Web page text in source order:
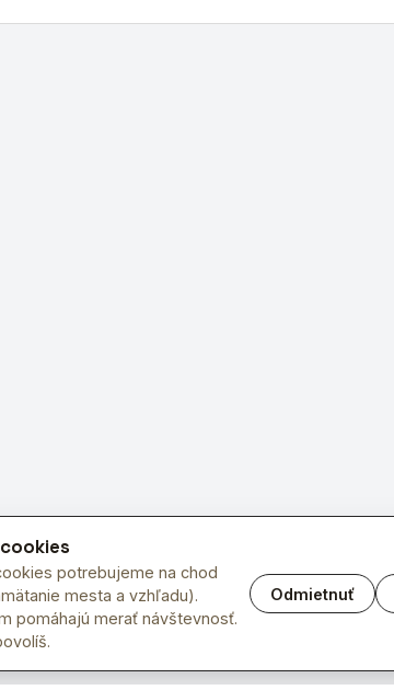
potrebujeme na chod
mesta a vzhľadu).
pomáhajú merať návštevnosť.
Odmietnuť